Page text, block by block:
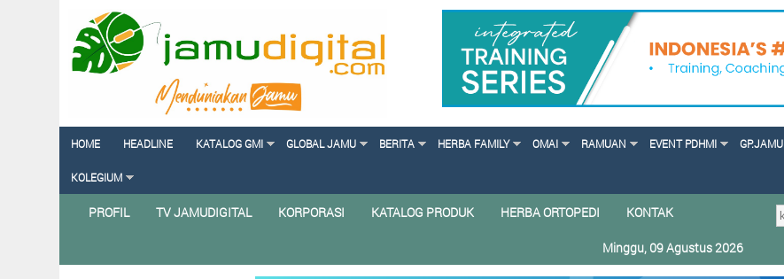
HOME HEADLINE KATALOG GMI GLOBAL JAMU BERITA HERBA FAMILY OMAI RAMUAN EVENT PDHMI GP.JAMU
KOLEGIUM
PROFIL TV JAMUDIGITAL KORPORASI KATALOG PRODUK HERBA ORTOPEDI KONTAK
Minggu, 09 Agustus 2026